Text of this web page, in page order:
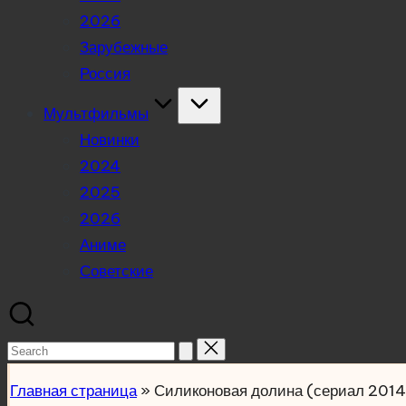
2026
Зарубежные
Россия
Мультфильмы
Новинки
2024
2025
2026
Аниме
Советские
Search
Главная страница» Силиконовая долина (сериал